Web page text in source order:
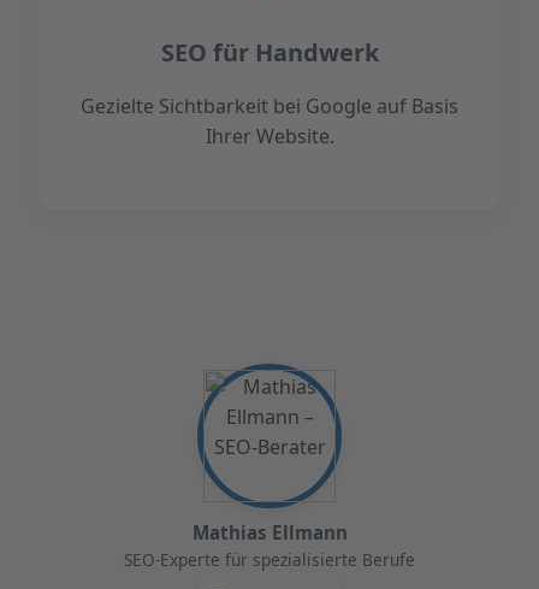
SEO für Handwerk
Gezielte Sichtbarkeit bei Google auf Basis
Ihrer Website.
Mathias Ellmann
SEO-Experte für spezialisierte Berufe